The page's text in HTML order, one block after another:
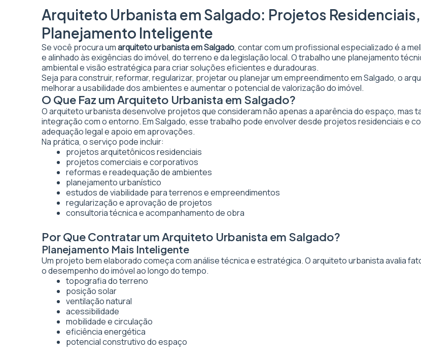
Arquiteto Urbanista em Salgado: Projetos
Planejamento Inteligente
Se você procura umarquiteto urbanista em Salgado, contar com um profissional especializado é a
e alinhado às exigências do imóvel, do terreno e da legislação local. O trabalho une planejamento
ambiental e visão estratégica para criar soluções eficientes e duradouras.
Seja para construir, reformar, regularizar, projetar ou planejar um empreendimento em Salgado, o
melhorar a usabilidade dos ambientes e aumentar o potencial de valorização do imóvel.
O Que Faz um Arquiteto Urbanista em Salgado?
O arquiteto urbanista desenvolve projetos que consideram não apenas a aparência do espaço, mas
integração com o entorno. Em Salgado, esse trabalho pode envolver desde projetos residenciais e
adequação legal e apoio em aprovações.
Na prática, o serviço pode incluir:
projetos arquitetônicos residenciais
projetos comerciais e corporativos
reformas e readequação de ambientes
planejamento urbanístico
estudos de viabilidade para terrenos e empreendimentos
regularização e aprovação de projetos
consultoria técnica e acompanhamento de obra
Por Que Contratar um Arquiteto Urbanista em Salgado?
Planejamento Mais Inteligente
Um projeto bem elaborado começa com análise técnica e estratégica. O arquiteto urbanista avalia
o desempenho do imóvel ao longo do tempo.
topografia do terreno
posição solar
ventilação natural
acessibilidade
mobilidade e circulação
eficiência energética
potencial construtivo do espaço